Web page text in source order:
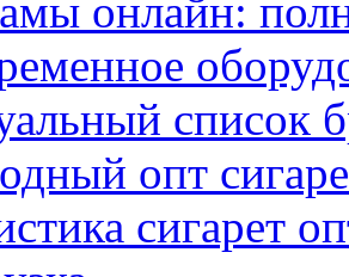
онлайн:
список
опт
сигарет